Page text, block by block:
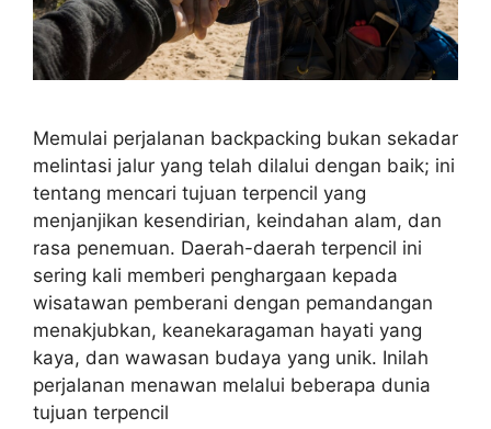
Memulai perjalanan backpacking bukan sekadar
melintasi jalur yang telah dilalui dengan baik; ini
tentang mencari tujuan terpencil yang
menjanjikan kesendirian, keindahan alam, dan
rasa penemuan. Daerah-daerah terpencil ini
sering kali memberi penghargaan kepada
wisatawan pemberani dengan pemandangan
menakjubkan, keanekaragaman hayati yang
kaya, dan wawasan budaya yang unik. Inilah
perjalanan menawan melalui beberapa dunia
tujuan terpencil